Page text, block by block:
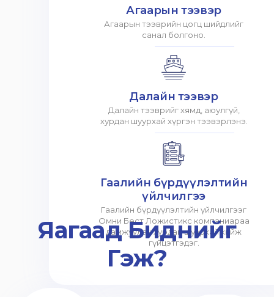
Агаарын тээвэр
Агаарын тээврийн цогц шийдлийг
санал болгоно.
Далайн тээвэр
Далайн тээврийг хямд, аюулгүй,
хурдан шуурхай хүргэн тээвэрлэнэ.
Гаалийн бүрдүүлэлтийн
үйлчилгээ
Гаалийн бүрдүүлэлтийн үйлчилгээг
Омни Бест Ложистикс компаниараа
дамжуулан хурдан шуурхай хийж
гүйцэтгэдэг.
Яагаад Биднийг
Гэж?